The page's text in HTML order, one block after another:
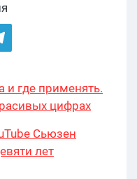
и где применять.
цифрах
Сьюзен
лет